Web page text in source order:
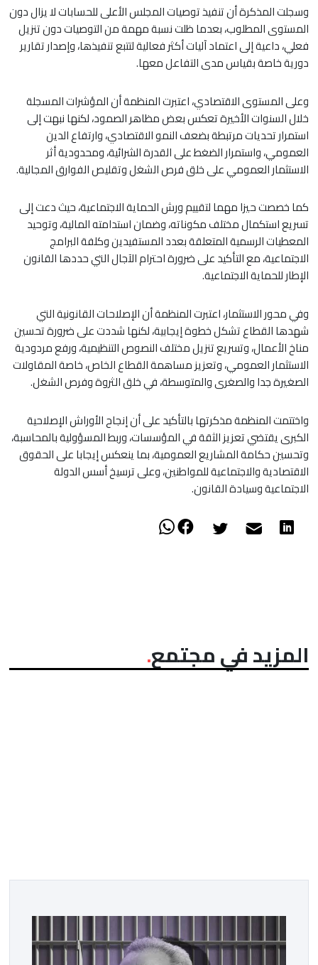
وسجلت المذكرة أن تنفيذ توصيات المجلس الأعلى للحسابات لا يزال دون
المستوى المطلوب، بعدما ظلت نسبة مهمة من التوصيات دون تنزيل
فعلي، داعية إلى اعتماد آليات أكثر فعالية لتتبع تنفيذها، وإصدار تقارير
دورية خاصة بقياس مدى التفاعل معها.
وعلى المستوى الاقتصادي، اعتبرت المنظمة أن المؤشرات المسجلة
خلال السنوات الأخيرة تعكس بعض مظاهر الصمود، لكنها نبهت إلى
استمرار تحديات مرتبطة بضعف النمو الاقتصادي، وارتفاع الدين
العمومي، واستمرار الضغط على القدرة الشرائية، ومحدودية أثر
الاستثمار العمومي على خلق فرص الشغل وتقليص الفوارق المجالية.
كما خصصت حيزا مهما لتقييم ورش الحماية الاجتماعية، حيث دعت إلى
تسريع استكمال مختلف مكوناته، وضمان استدامته المالية، وتوحيد
المعطيات الرسمية المتعلقة بعدد المستفيدين وكلفة البرامج
الاجتماعية، مع التأكيد على ضرورة احترام الآجال التي حددها القانون
الإطار للحماية الاجتماعية.
وفي محور الاستثمار، اعتبرت المنظمة أن الإصلاحات القانونية التي
شهدها القطاع تشكل خطوة إيجابية، لكنها شددت على ضرورة تحسين
مناخ الأعمال، وتسريع تنزيل مختلف النصوص التنظيمية، ورفع مردودية
الاستثمار العمومي، وتعزيز مساهمة القطاع الخاص، خاصة المقاولات
الصغيرة جدا والصغرى والمتوسطة، في خلق الثروة وفرص الشغل.
واختتمت المنظمة مذكرتها بالتأكيد على أن إنجاح الأوراش الإصلاحية
الكبرى يقتضي تعزيز الثقة في المؤسسات، وربط المسؤولية بالمحاسبة،
وتحسين حكامة المشاريع العمومية، بما ينعكس إيجابا على الحقوق
الاقتصادية والاجتماعية للمواطنين، وعلى ترسيخ أسس الدولة
الاجتماعية وسيادة القانون.
المزيد في مجتمع